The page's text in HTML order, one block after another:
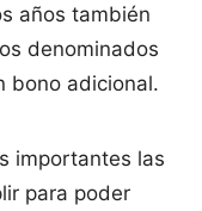
años también
denominados
bono adicional.
importantes las
para poder